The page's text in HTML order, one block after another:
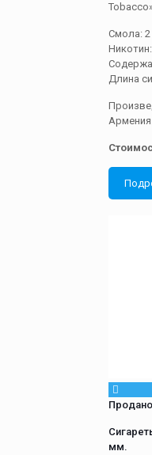
Смола: 2
Длина
Продано
мм.